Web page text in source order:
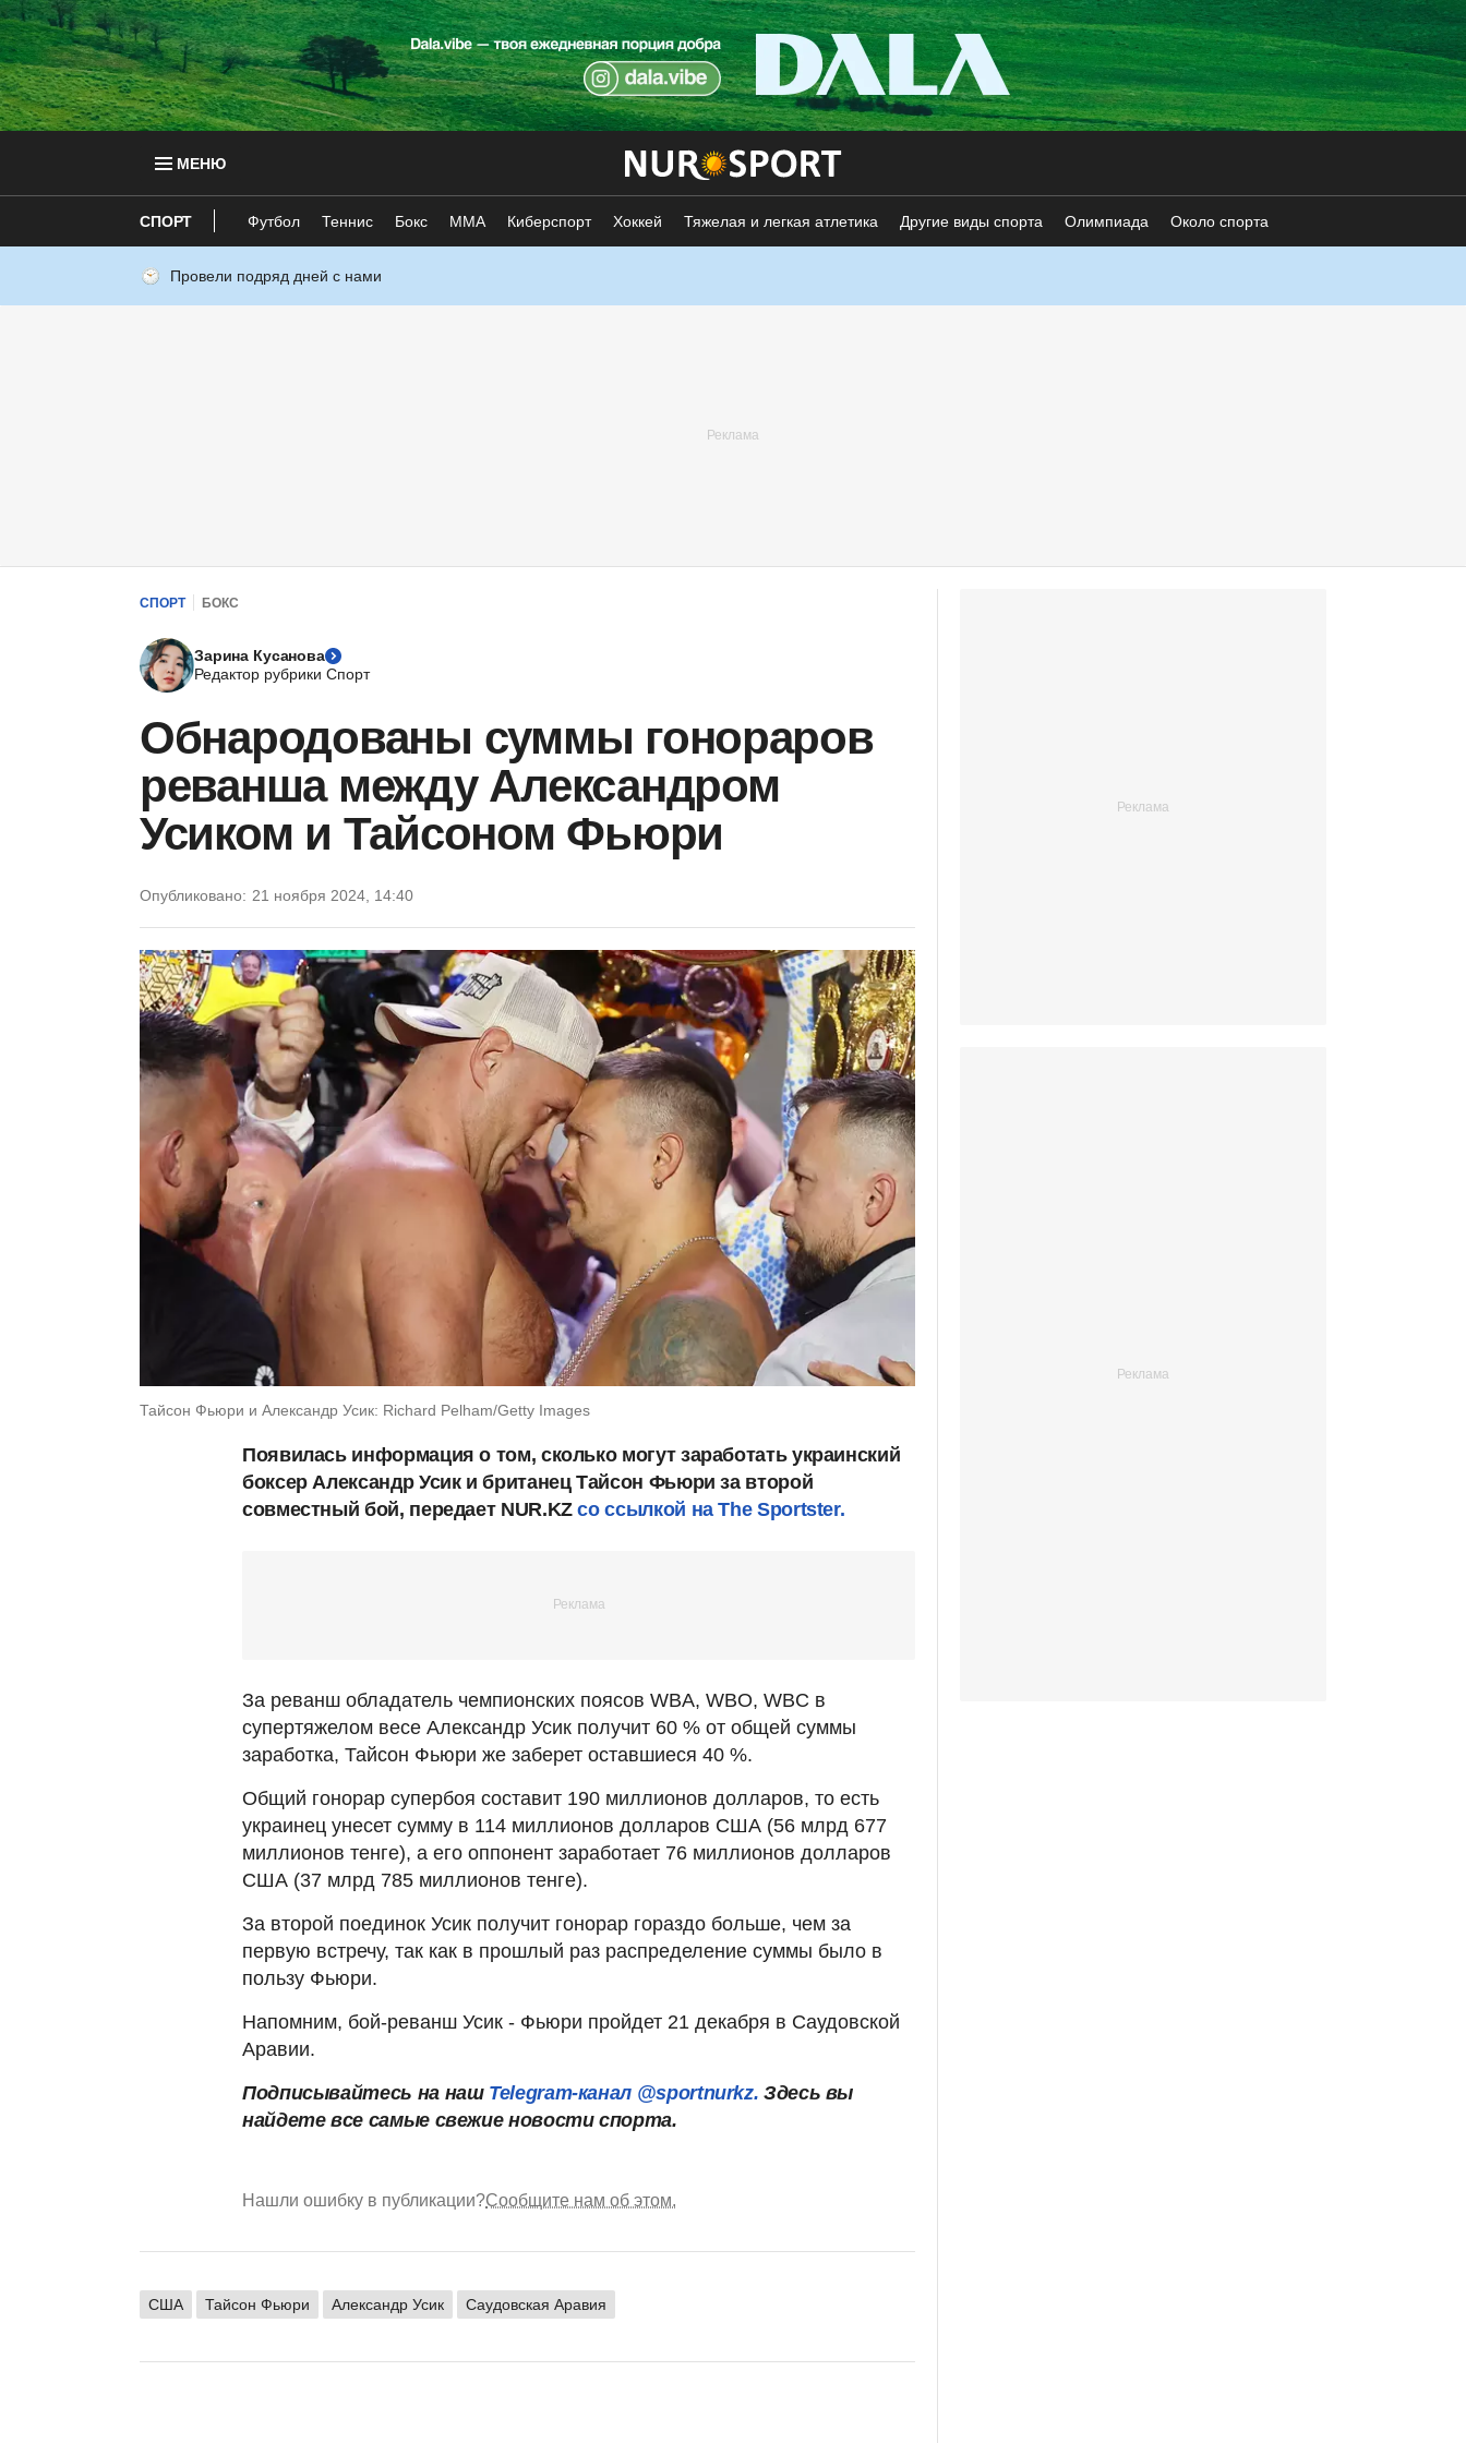
МЕНЮ
СПОРТ Футбол Теннис Бокс ММА Киберспорт Хоккей Тяжелая и легкая атлетика Другие виды спорта Олимпиада Около спорта
Провели подряд дней с нами
СПОРТ БОКС
Зарина Кусанова
Редактор рубрики Спорт
Обнародованы суммы гонораров
реванша между Александром
Усиком и Тайсоном Фьюри
Опубликовано: 21 ноября 2024, 14:40
Тайсон Фьюри и Александр Усик: Richard Pelham/Getty Images
Появилась информация о том, сколько могут заработать украинский
боксер Александр Усик и британец Тайсон Фьюри за второй
совместный бой, передает NUR.KZсо ссылкой на The Sportster.
За реванш обладатель чемпионских поясов WBA, WBO, WBC в
супертяжелом весе Александр Усик получит 60 % от общей суммы
заработка, Тайсон Фьюри же заберет оставшиеся 40 %.
Общий гонорар супербоя составит 190 миллионов долларов, то есть
украинец унесет сумму в 114 миллионов долларов США (56 млрд 677
миллионов тенге), а его оппонент заработает 76 миллионов долларов
США (37 млрд 785 миллионов тенге).
За второй поединок Усик получит гонорар гораздо больше, чем за
первую встречу, так как в прошлый раз распределение суммы было в
пользу Фьюри.
Напомним, бой-реванш Усик - Фьюри пройдет 21 декабря в Саудовской
Аравии.
Подписывайтесь на наш Telegram-канал @sportnurkz.Здесь вы
найдете все самые свежие новости спорта.
Нашли ошибку в публикации?Сообщите нам об этом.
США Тайсон Фьюри Александр Усик Саудовская Аравия